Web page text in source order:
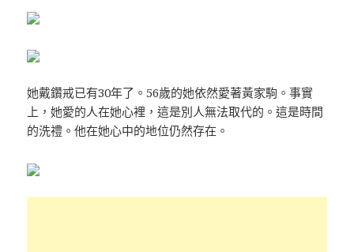
她戴鑽戒已有30年了。56歲的她依然愛著黃家駒。事實
上，她愛的人在她心裡，這是別人無法取代的。這是時間
的洗禮。他在她心中的地位仍然存在。